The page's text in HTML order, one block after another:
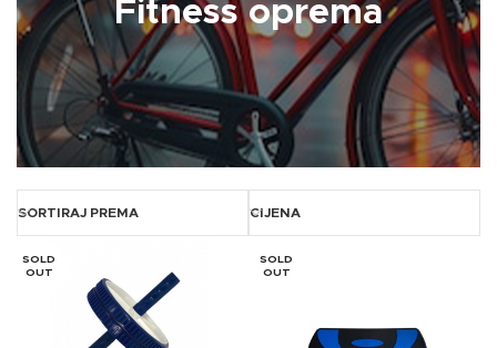
Fitness oprema
SORTIRAJ PREMA CIJENA
SOLD
OUT
SOLD
OUT